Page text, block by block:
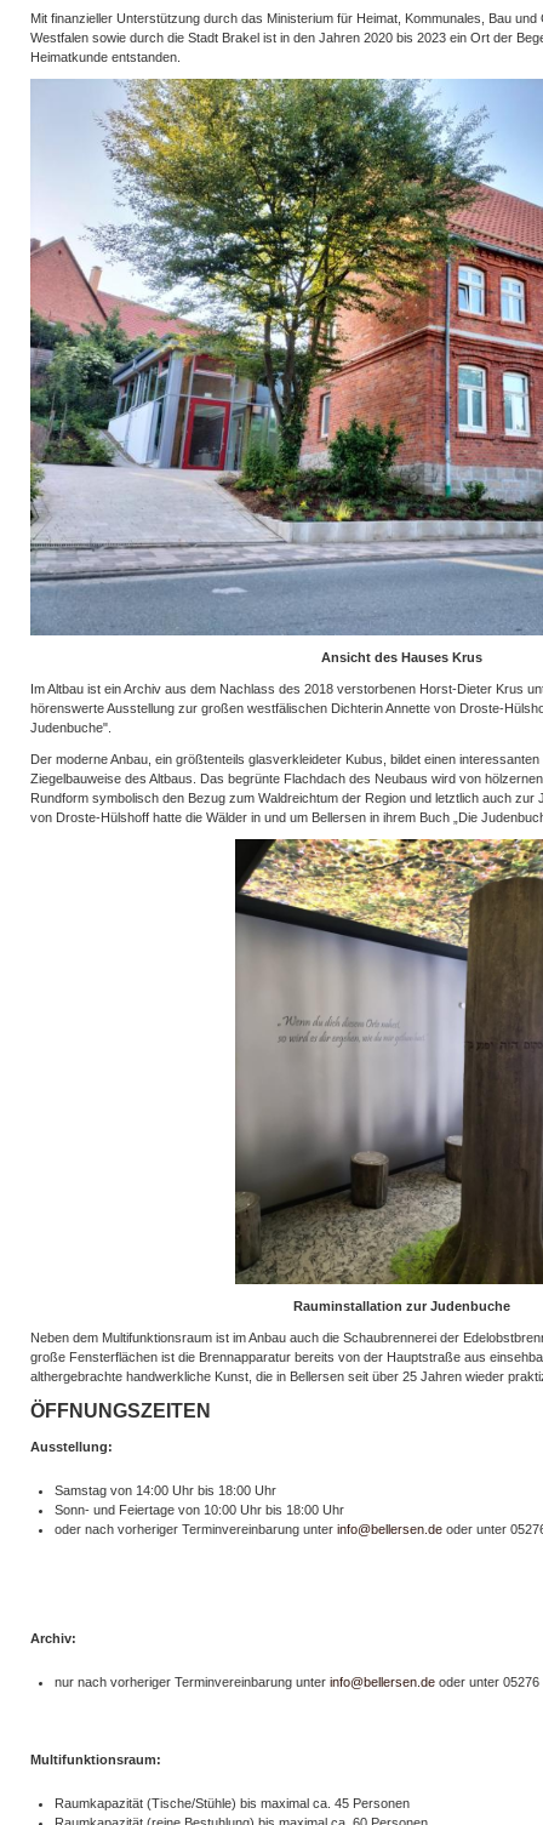
Mit finanzieller Unterstützung durch das Ministerium für Heimat, Kommunales, Bau
Westfalen sowie durch die Stadt Brakel ist in den Jahren 2020 bis 2023 ein Ort der
Heimatkunde entstanden.
Ansicht des Hauses Krus
Im Altbau ist ein Archiv aus dem Nachlass des 2018 verstorbenen Horst-Dieter Krus
hörenswerte Ausstellung zur großen westfälischen Dichterin Annette von Droste-
Judenbuche".
Der moderne Anbau, ein größtenteils glasverkleideter Kubus, bildet einen
Ziegelbauweise des Altbaus. Das begrünte Flachdach des Neubaus wird von
Rundform symbolisch den Bezug zum Waldreichtum der Region und letztlich auch zur
von Droste-Hülshoff hatte die Wälder in und um Bellersen in ihrem Buch „Die
Rauminstallation zur Judenbuche
Neben dem Multifunktionsraum ist im Anbau auch die Schaubrennerei der
große Fensterflächen ist die Brennapparatur bereits von der Hauptstraße aus
althergebrachte handwerkliche Kunst, die in Bellersen seit über 25 Jahren wieder
ÖFFNUNGSZEITEN
Ausstellung:
Samstag von 14:00 Uhr bis 18:00 Uhr
Sonn- und Feiertage von 10:00 Uhr bis 18:00 Uhr
oder nach vorheriger Terminvereinbarung unter info@bellersen.de oder unter
Archiv:
nur nach vorheriger Terminvereinbarung unter info@bellersen.de oder unter 05276
Multifunktionsraum:
Raumkapazität (Tische/Stühle) bis maximal ca. 45 Personen